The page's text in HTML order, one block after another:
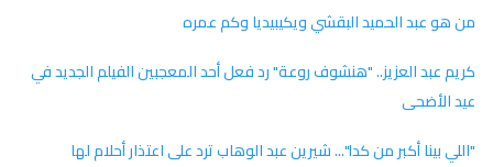
من هو عبد الحميد البقشي ويكيبيديا وكم عمره
كريم عبد العزيز.. "هنشوف روعة" رد فعل أحد المعجبين الفيلم الجديد في
عيد الأضحى
"اللي بينا أكبر من كدا"... شيرين عبد الوهاب ترد على اعتذار أحلام لها